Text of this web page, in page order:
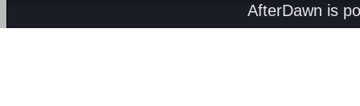
AfterDawn is